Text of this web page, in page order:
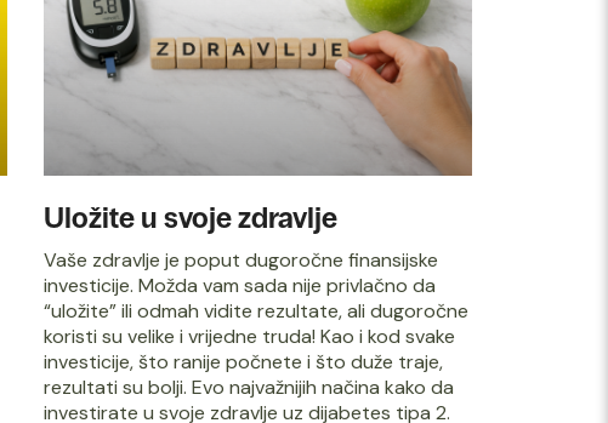
Uložite u svoje zdravlje
Vaše zdravlje je poput dugoročne finansijske
investicije. Možda vam sada nije privlačno da
“uložite” ili odmah vidite rezultate, ali dugoročne
koristi su velike i vrijedne truda! Kao i kod svake
investicije, što ranije počnete i što duže traje,
rezultati su bolji. Evo najvažnijih načina kako da
investirate u svoje zdravlje uz dijabetes tipa 2.